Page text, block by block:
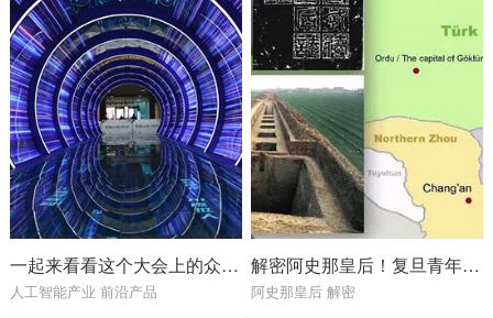
一起来看看这个大会上的众多人工智能产业前沿产品
人工智能产业 前沿产品
解密阿史那皇后！复旦青年科学家破译全球首例古突厥皇室基因组
阿史那皇后 解密